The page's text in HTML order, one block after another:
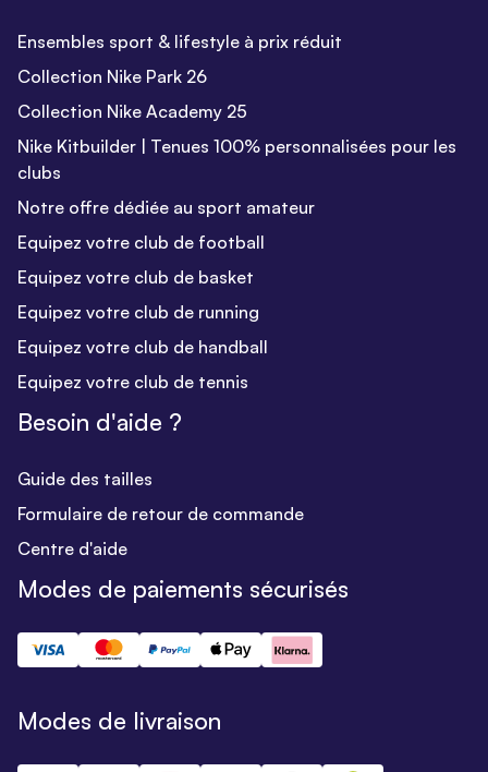
Ensembles sport & lifestyle à prix réduit
Collection Nike Park 26
Collection Nike Academy 25
Nike Kitbuilder | Tenues 100% personnalisées pour les
clubs
Notre offre dédiée au sport amateur
Equipez votre club de football
Equipez votre club de basket
Equipez votre club de running
Equipez votre club de handball
Equipez votre club de tennis
Besoin d'aide ?
Guide des tailles
Formulaire de retour de commande
Centre d'aide
Modes de paiements sécurisés
Modes de livraison